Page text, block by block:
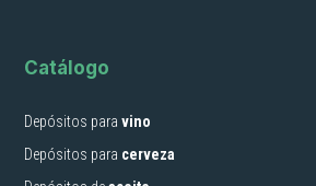
Catálogo
Depósitos paravino
Depósitos para cerveza